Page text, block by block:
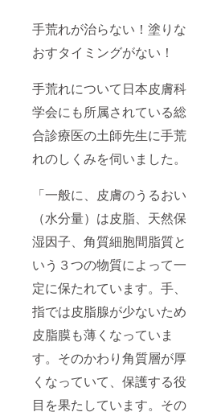
手荒れが治らない！塗りな
おすタイミングがない！
手荒れについて日本皮膚科
学会にも所属されている総
合診療医の土師先生に手荒
れのしくみを伺いました。
「一般に、皮膚のうるおい
（水分量）は皮脂、天然保
湿因子、角質細胞間脂質と
いう３つの物質によって一
定に保たれています。手、
指では皮脂腺が少ないため
皮脂膜も薄くなっていま
す。そのかわり角質層が厚
くなっていて、保護する役
目を果たしています。その